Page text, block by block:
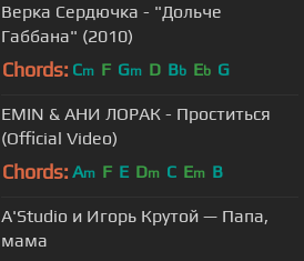
Верка Сердючка - "Дольче
Габбана" (2010)
Chords: Cm F Gm D Bb Eb G
EMIN & АНИ ЛОРАК - Проститься
(Official Video)
Chords: Am F E Dm C Em B
A'Studio и Игорь Крутой — Папа,
мама